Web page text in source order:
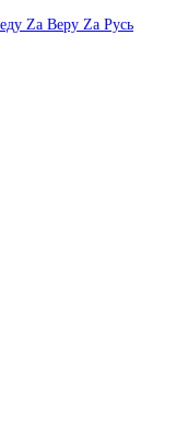
Zа Веру Zа Русь